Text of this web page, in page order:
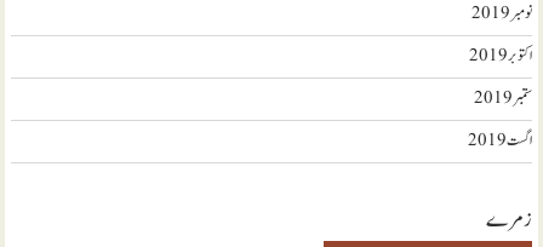
نومبر 2019
اکتوبر 2019
ستمبر 2019
اگست 2019
زمرے